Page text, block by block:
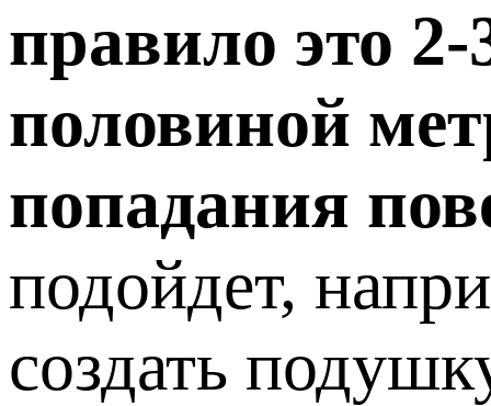
правило это 2-
половиной
попадания
подойдет,
создать